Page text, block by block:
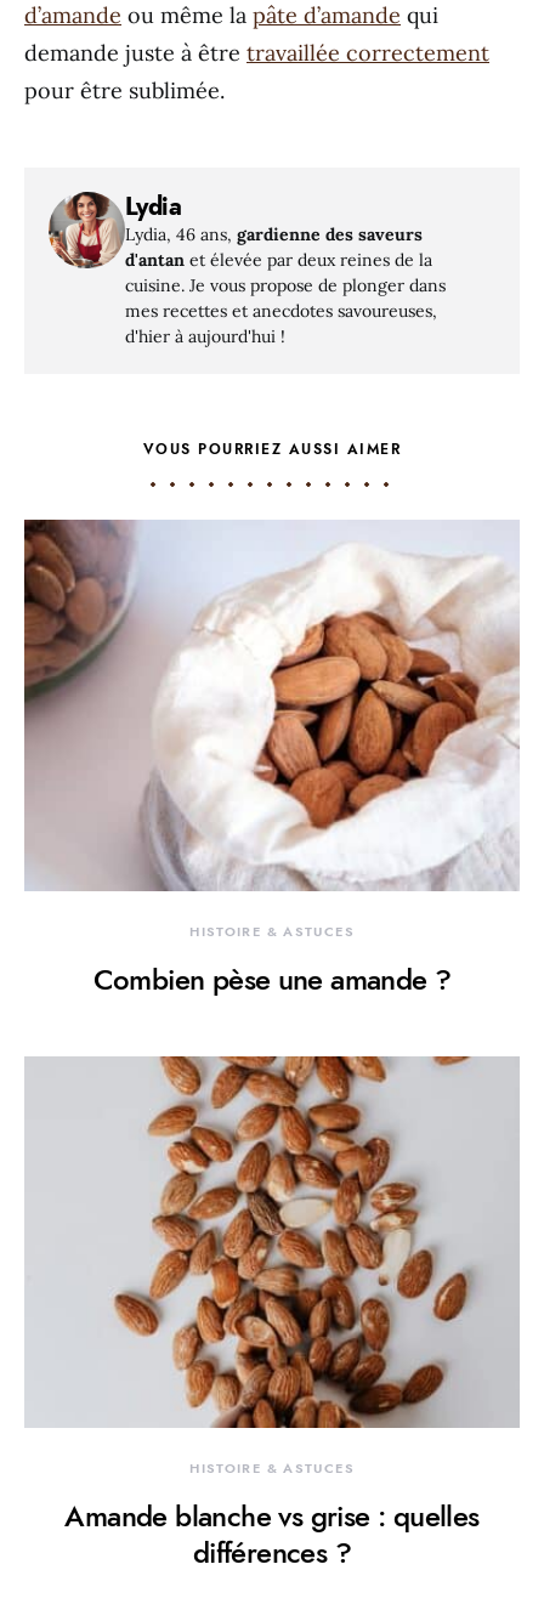
d’amande ou même la pâte d’amande qui
demande juste à être travaillée correctement
pour être sublimée.
Lydia
Lydia, 46 ans, gardienne des saveurs
d'antanet élevée par deux reines de la
cuisine. Je vous propose de plonger dans
mes recettes et anecdotes savoureuses,
d'hier à aujourd'hui !
VOUS POURRIEZ AUSSI AIMER
HISTOIRE & ASTUCES
Combien pèse une amande ?
HISTOIRE & ASTUCES
Amande blanche vs grise : quelles
différences ?